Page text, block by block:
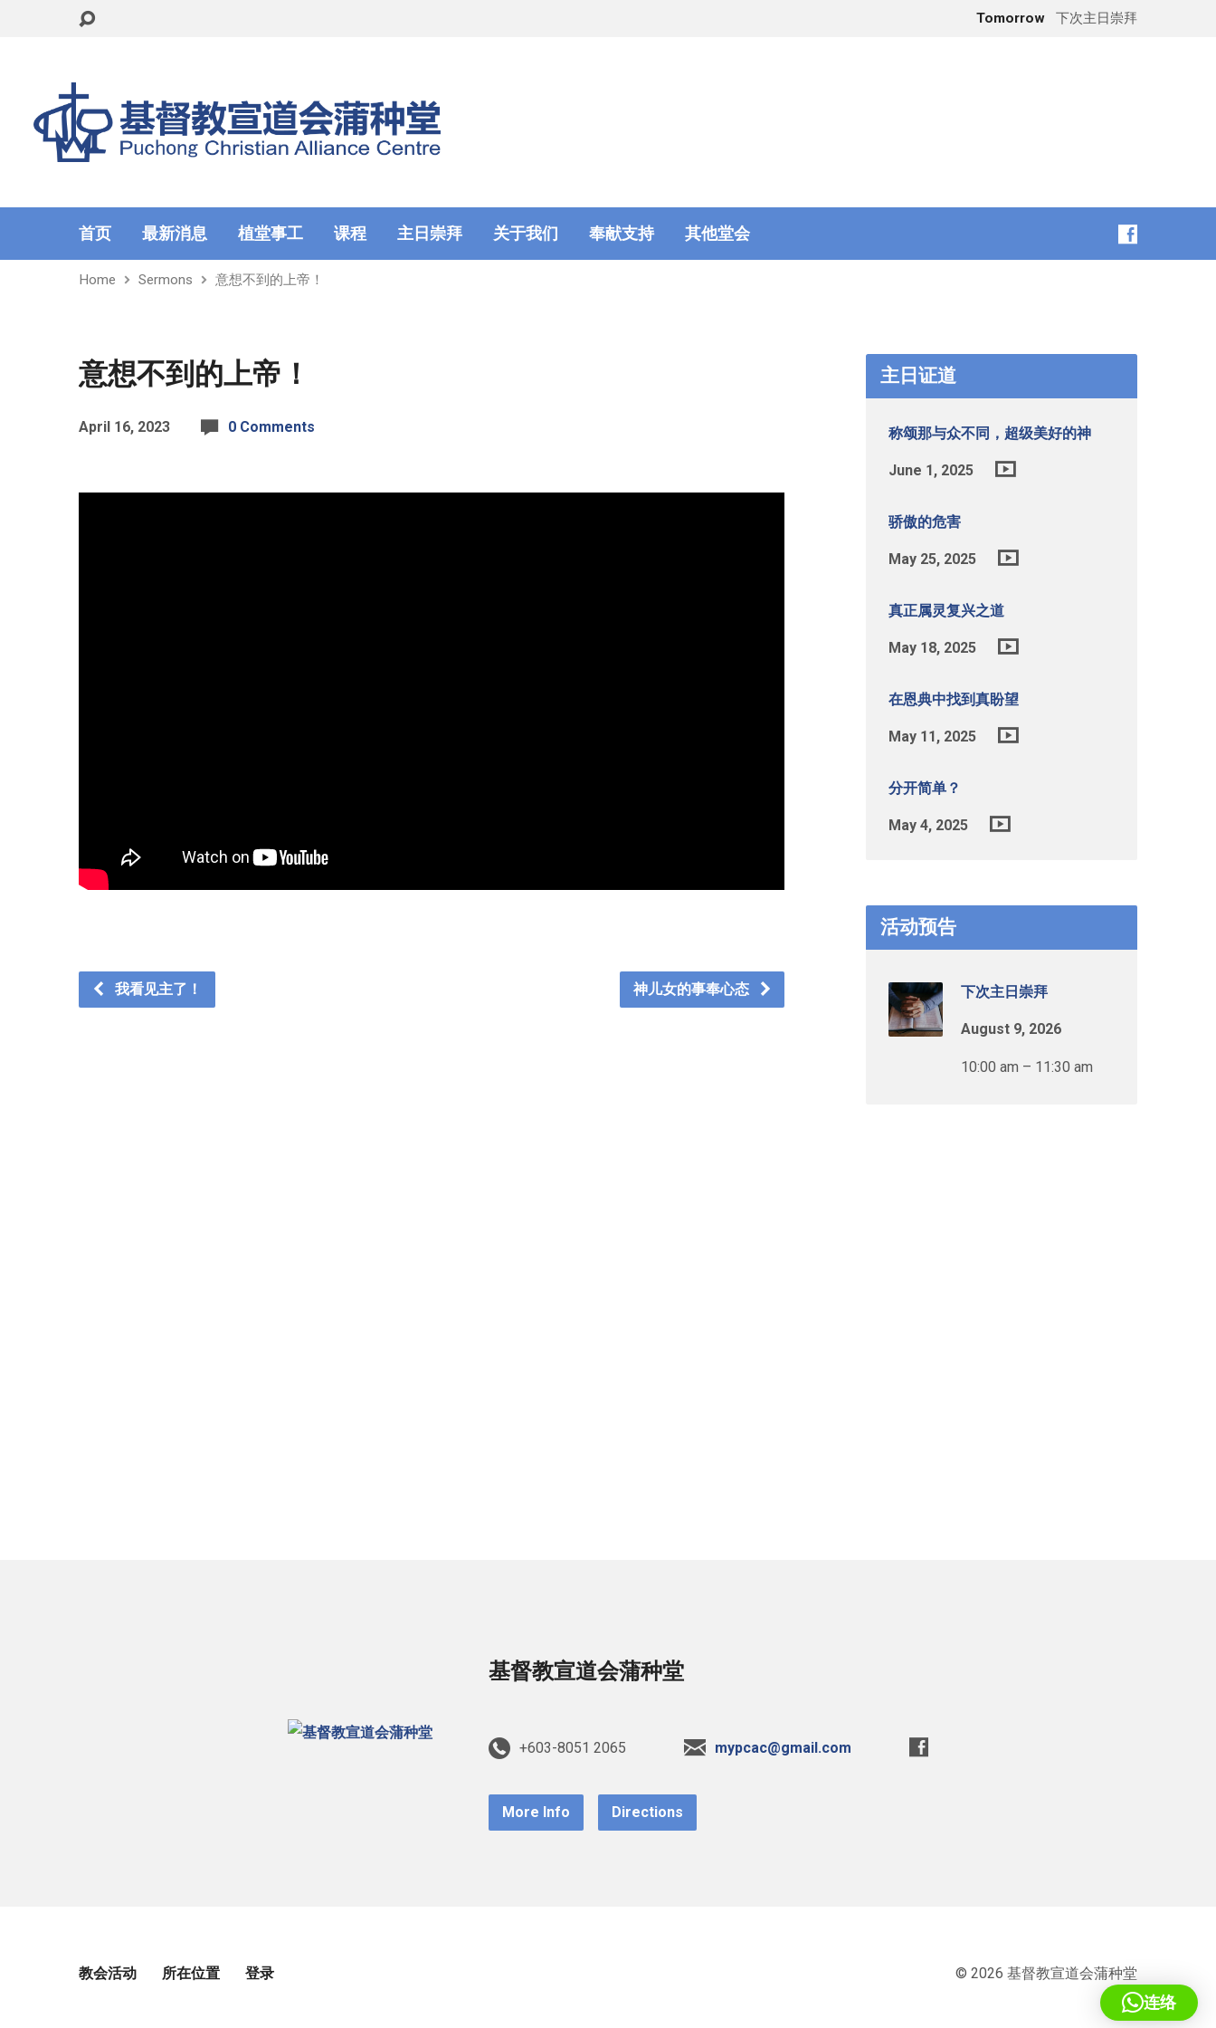
Tomorrow 下次主日崇拜
首页 最新消息 植堂事工 课程 主日崇拜 关于我们 奉献支持 其他堂会
Home Sermons 意想不到的上帝！
意想不到的上帝！
April 16, 2023 0 Comments
我看见主了！ 神儿女的事奉心态
主日证道
称颂那与众不同，超级美好的神
June 1, 2025
骄傲的危害
May 25, 2025
真正属灵复兴之道
May 18, 2025
在恩典中找到真盼望
May 11, 2025
分开简单？
May 4, 2025
活动预告
下次主日崇拜
August 9, 2026
10:00 am – 11:30 am
基督教宣道会蒲种堂
+603-8051 2065 mypcac@gmail.com
More Info Directions
教会活动 所在位置 登录 © 2026 基督教宣道会蒲种堂
连络